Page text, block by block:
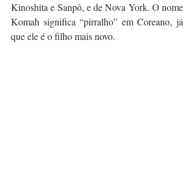
Kinoshita e Sanpô, e de Nova York. O nome
Komah significa “pirralho” em Coreano, já
que ele é o filho mais novo.